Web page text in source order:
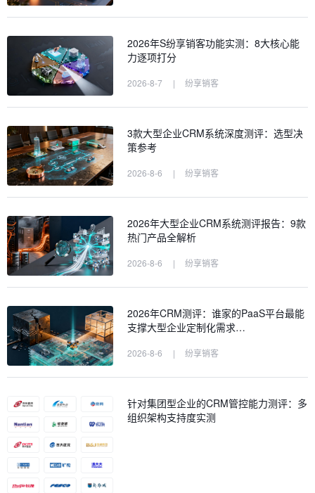
2026年S纷享销客功能实测：8大核心能
力逐项打分
2026-8-7 | 纷享销客
3款大型企业CRM系统深度测评：选型决
策参考
2026-8-6 | 纷享销客
2026年大型企业CRM系统测评报告：9款
热门产品全解析
2026-8-6 | 纷享销客
2026年CRM测评：谁家的PaaS平台最能
支撑大型企业定制化需求…
2026-8-6 | 纷享销客
针对集团型企业的CRM管控能力测评：多
组织架构支持度实测